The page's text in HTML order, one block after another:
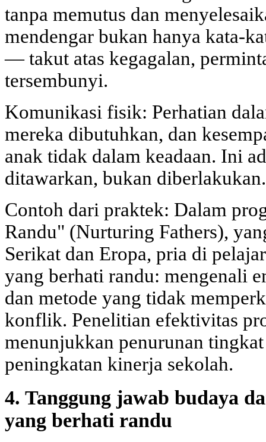
tanpa memutus dan
mendengar bukan hanya kata-
— takut atas kegagalan,
tersembunyi.
Komunikasi fisik: Perhatian
mereka dibutuhkan, dan
anak tidak dalam keadaan. Ini
ditawarkan, bukan diberlakukan.
Contoh dari praktek: Dalam
Randu" (Nurturing Fathers),
Serikat dan Eropa, pria di
yang berhati randu: mengenali
dan metode yang tidak
konflik. Penelitian efektivitas
menunjukkan penurunan
peningkatan kinerja sekolah.
4. Tanggung jawab budaya
yang berhati randu